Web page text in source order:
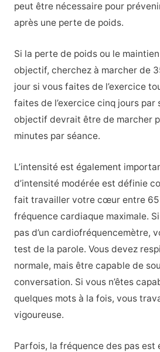
peut être nécessaire pour
après une perte de poids.
Si la perte de poids ou le
objectif, cherchez à marcher de
jour si vous faites de l’exercice
faites de l’exercice cinq jours par
objectif devrait être de marcher
minutes par séance.
L’intensité est également
d’intensité modérée est définie
fait travailler votre cœur entre 65
fréquence cardiaque maximale.
pas d’un cardiofréquencemètre,
test de la parole. Vous devez
normale, mais être capable de
conversation. Si vous n’êtes
quelques mots à la fois, vous
vigoureuse.
Parfois, la fréquence des pas est